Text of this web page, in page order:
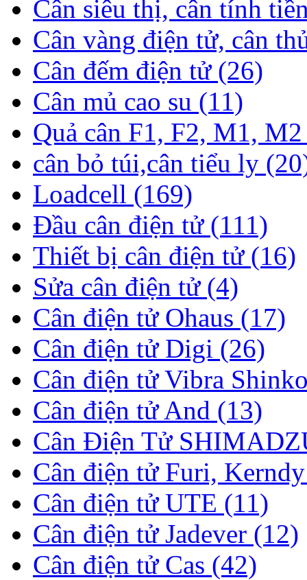
Cân siêu thị, cân tính
Cân vàng điện tử, cân
Cân đếm điện tử (26)
Cân mủ cao su (11)
Quả cân F1, F2, M1,
cân bỏ túi,cân tiểu ly
Loadcell (169)
Đầu cân điện tử (111)
Thiết bị cân điện tử (16)
Sửa cân điện tử (4)
Cân điện tử Ohaus (17)
Cân điện tử Digi (26)
Cân điện tử Vibra
Cân điện tử And (13)
Cân Điện Tử
Cân điện tử Furi,
Cân điện tử UTE (11)
Cân điện tử Jadever (12)
Cân điện tử Cas (42)